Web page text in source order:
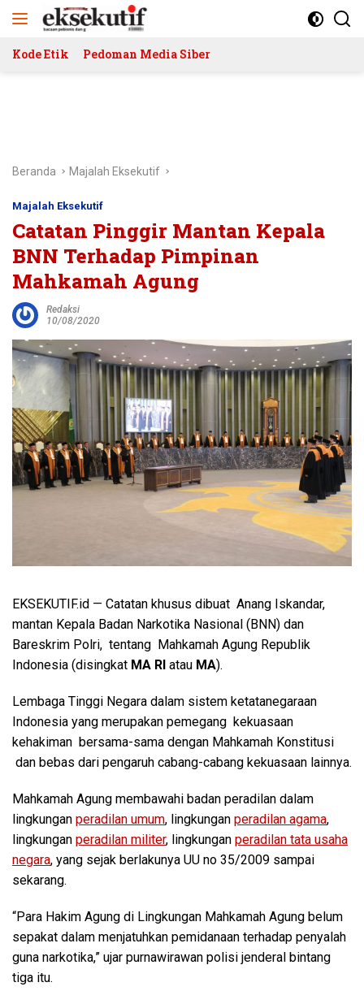
Kode Etik Pedoman Media Siber
Beranda Majalah Eksekutif
Majalah Eksekutif
Catatan Pinggir Mantan Kepala
BNN Terhadap Pimpinan
Mahkamah Agung
Redaksi
10/08/2020
EKSEKUTIF.id — Catatan khusus dibuat Anang Iskandar,
mantan Kepala Badan Narkotika Nasional (BNN) dan
Bareskrim Polri, tentang Mahkamah Agung Republik
Indonesia (disingkat MA RI atau MA).
Lembaga Tinggi Negara dalam sistem ketatanegaraan
Indonesia yang merupakan pemegang kekuasaan
kehakiman bersama-sama dengan Mahkamah Konstitusi
dan bebas dari pengaruh cabang-cabang kekuasaan lainnya.
Mahkamah Agung membawahi badan peradilan dalam
lingkungan peradilan umum, lingkungan peradilan agama,
lingkungan peradilan militer, lingkungan peradilan tata usaha
negara, yang sejak berlakunya UU no 35/2009 sampai
sekarang.
“Para Hakim Agung di Lingkungan Mahkamah Agung belum
sepakat dalam menjatuhkan pemidanaan terhadap penyalah
guna narkotika,” ujar purnawirawan polisi jenderal bintang
tiga itu.